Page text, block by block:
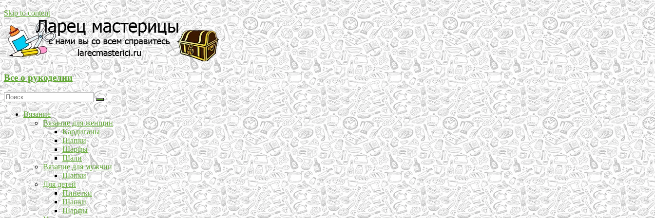
Skip to content
Все о рукоделии
Вязание
Вязание для женщин
Кардиганы
Шапки
Шарфы
Шали
Вязание для мужчин
Шапки
Для детей
Пинетки
Шапки
Шарфы